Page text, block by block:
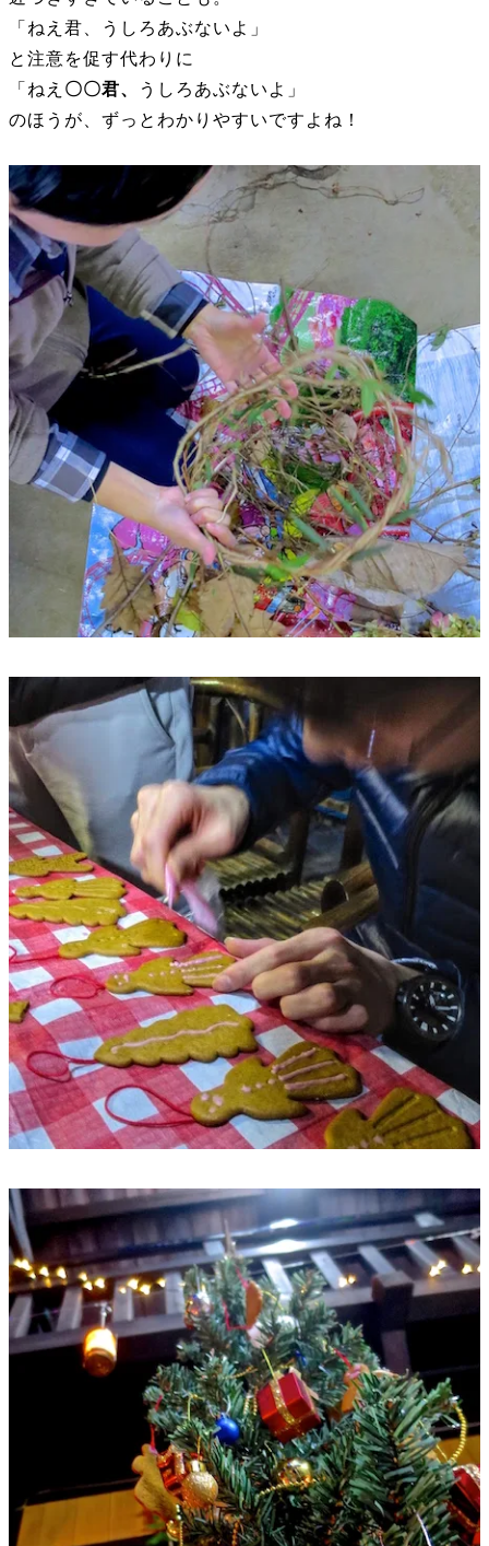
「ねえ君、うしろあぶないよ」
と注意を促す代わりに
「ねえ 〇〇君、
うしろあぶないよ」
のほうが、ずっとわかりやすいですよね！